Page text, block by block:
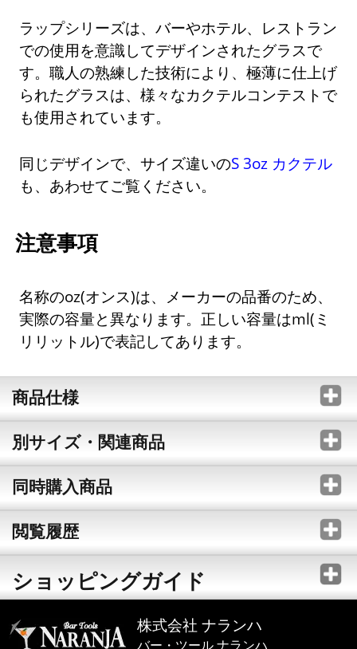
ラップシリーズは、バーやホテル、レストラン
での使用を意識してデザインされたグラスで
す。職人の熟練した技術により、極薄に仕上げ
られたグラスは、様々なカクテルコンテストで
も使用されています。
同じデザインで、サイズ違いのS 3oz カクテル
も、あわせてご覧ください。
注意事項
名称のoz(オンス)は、メーカーの品番のため、
実際の容量と異なります。正しい容量はml(ミ
リリットル)で表記してあります。
商品仕様
別サイズ・関連商品
同時購入商品
閲覧履歴
ショッピングガイド
株式会社 ナランハ
バー・ツール ナランハ